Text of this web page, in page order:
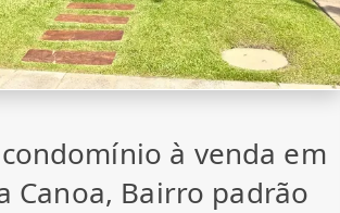
à venda em
Canoa, Bairro padrão